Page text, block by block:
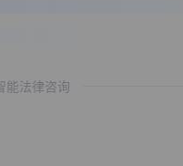
能法律咨询